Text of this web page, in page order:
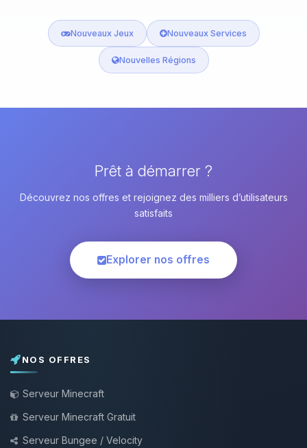
Nouveaux Jeux Nouveaux Services
Nouvelles Régions
Prêt à démarrer ?
Découvrez nos offres et rejoignez des milliers d’utilisateurs
satisfaits
Explorer nos offres
NOS OFFRES
Serveur Minecraft
Serveur Minecraft Gratuit
Serveur Bungee / Velocity